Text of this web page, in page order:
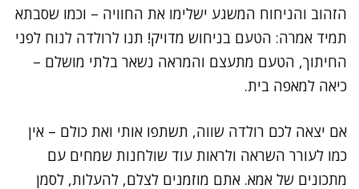
הזהוב והניחוח המשגע ישלימו את החוויה – וכמו שסבתא
תמיד אמרה: הטעם בניחוש מדויק! תנו לרולדה לנוח לפני
החיתוך, הטעם מתעצם והמראה נשאר בלתי מושלם –
כיאה למאפה בית.
אם יצאה לכם רולדה שווה, תשתפו אותי ואת כולם – אין
כמו לעורר השראה ולראות עוד שולחנות שמחים עם
מתכונים של אמא. אתם מוזמנים לצלם, להעלות, לסמן